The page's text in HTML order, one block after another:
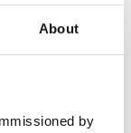
About
by